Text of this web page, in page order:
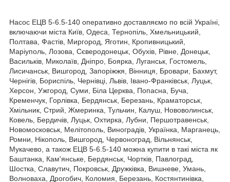
Насос ЕЦВ 5-6.5-140 оперативно доставляємо по всій Україні,
включаючи міста Київ, Одеса, Тернопіль, Хмельницький,
Полтава, Фастів, Миргород, Яготин, Кропивницький,
Маріуполь, Лозова, Сєверодонецьк, Обухів, Рівне, Донецьк,
Васильків, Миколаїв, Дніпро, Боярка, Луганськ, Гостомель,
Лисичанськ, Вишгород, Запоріжжя, Вінниця, Бровари, Бахмут,
Чернігів, Бориспіль, Чернівці, Львів, Івано-Франківськ, Луцьк,
Херсон, Ужгород, Суми, Біла Церква, Попасна, Буча,
Кременчук, Горлівка, Бердянськ, Березань, Краматорськ,
Хмільник, Стрий, Жмеринка, Тульчин, Калуш, Нововолинськ,
Ковель, Бердичів, Луцьк, Охтирка, Лубни, Першотравенськ,
Новомосковськ, Мелітополь, Виноградів, Українка, Марганець,
Ромни, Нікополь, Вишгород, Червоноград, Вільнянськ,
Мукачево, а також ЕЦВ 5-6.5-140 можна купити в такі міста як
Баштанка, Кам'янське, Бердянськ, Чортків, Павлоград,
Шостка, Славутич, Покровськ, Дружківка, Вишневе, Умань,
Волноваха, Дрогобич, Коломия, Березань, Костянтинівка,